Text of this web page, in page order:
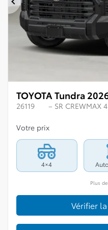
Précédent
TOYOTA Tundra
26119 – SR CREWMAX
Votre prix
4×4
Plus
Vérifier